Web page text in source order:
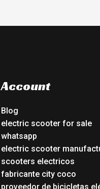
Account
Blog
electric scooter for sale
whatsapp
electric scooter
scooters electricos
fabricante city coco
proveedor de bicicletas